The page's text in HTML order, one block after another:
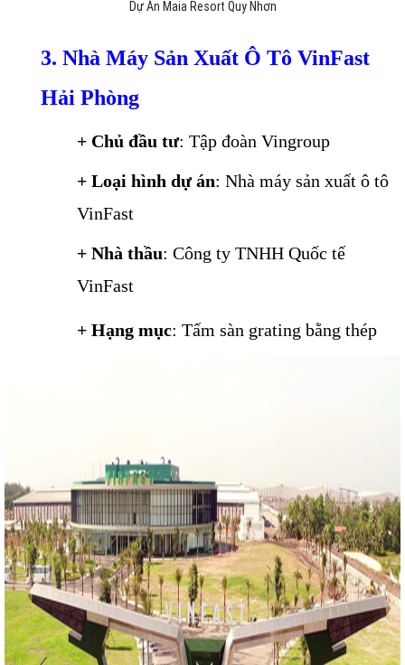
Dự Án Maia Resort Quy Nhơn
3. Nhà Máy Sản Xuất Ô Tô VinFast
Hải Phòng
+ Chủ đầu tư: Tập đoàn Vingroup
+ Loại hình dự án: Nhà máy sản xuất ô tô
VinFast
+ Nhà thầu: Công ty TNHH Quốc tế
VinFast
+ Hạng mục: Tấm sàn grating bằng thép